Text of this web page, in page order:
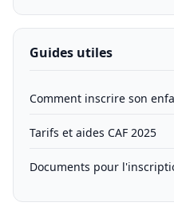
Guides utiles
Comment inscrire son
Tarifs et aides CAF 2025
Documents pour